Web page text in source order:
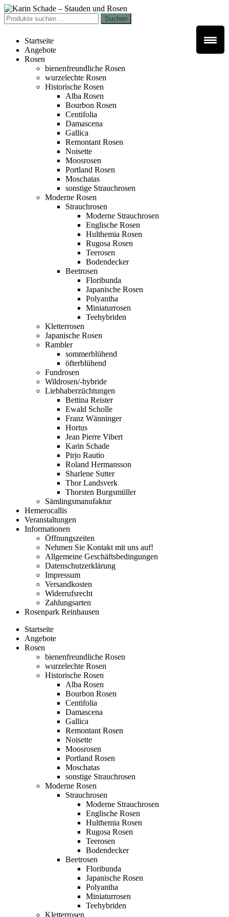
Zur
Navigation
springen
Zum
Inhalt
springen
Suchen
nach:
Suchen
Startseite
Angebote
Rosen
bienenfreundliche Rosen
wurzelechte Rosen
Historische Rosen
Alba Rosen
Bourbon Rosen
Centifolia
Damascena
Gallica
Remontant Rosen
Noisette
Moosrosen
Portland Rosen
Moschatas
sonstige Strauchrosen
Moderne Rosen
Strauchrosen
Moderne Strauchrosen
Englische Rosen
Hulthemia Rosen
Rugosa Rosen
Teerosen
Bodendecker
Beetrosen
Floribunda
Japanische Rosen
Polyantha
Miniaturrosen
Teehybriden
Kletterrosen
Japanische Rosen
Rambler
sommerblühend
öfterblühend
Fundrosen
Wildrosen/-hybride
Liebhaberzüchtungen
Bettina Reister
Ewald Scholle
Franz Wänninger
Hortus
Jean Pierre Vibert
Karin Schade
Pirjo Rautio
Roland Hermansson
Sharlene Sutter
Thor Landsverk
Thorsten Burgsmüller
Sämlingsmanufaktur
Hemerocallis
Veranstaltungen
Informationen
Öffnungszeiten
Nehmen Sie Kontakt mit uns auf!
Allgemeine Geschäftsbedingungen
Datenschutzerklärung
Impressum
Versandkosten
Widerrufsrecht
Zahlungsarten
Rosenpark Reinhausen
Startseite
Angebote
Rosen
bienenfreundliche Rosen
wurzelechte Rosen
Historische Rosen
Alba Rosen
Bourbon Rosen
Centifolia
Damascena
Gallica
Remontant Rosen
Noisette
Moosrosen
Portland Rosen
Moschatas
sonstige Strauchrosen
Moderne Rosen
Strauchrosen
Moderne Strauchrosen
Englische Rosen
Hulthemia Rosen
Rugosa Rosen
Teerosen
Bodendecker
Beetrosen
Floribunda
Japanische Rosen
Polyantha
Miniaturrosen
Teehybriden
Kletterrosen